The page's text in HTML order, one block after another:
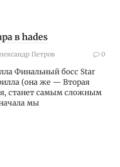
в hades
Петров 0
Финальный босс Star
(она же — Вторая
станет самым сложным
мы